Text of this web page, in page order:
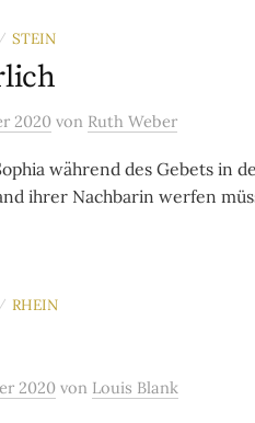
/ STEIN
2020 von Ruth Weber
während des Gebets in
ihrer Nachbarin werfen
/ RHEIN
2020 von Louis Blank